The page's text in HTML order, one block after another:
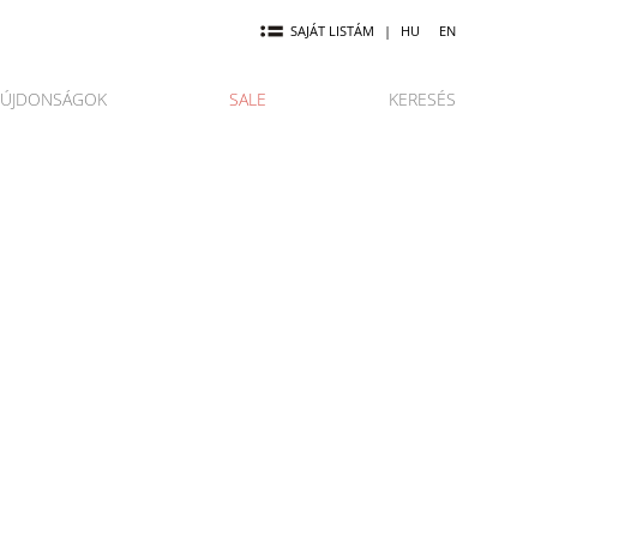
SAJÁT LISTÁM | HU EN
ÚJDONSÁGOK SALE KERESÉS